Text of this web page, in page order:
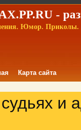
-
Юмор. Приколы.
Карта сайта
и